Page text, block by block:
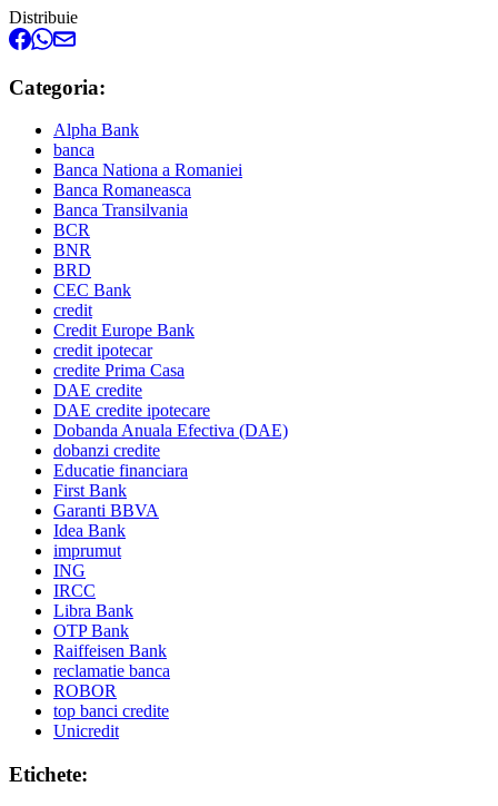
Distribuie
Categoria:
Alpha Bank
banca
Banca Nationa a Romaniei
Banca Romaneasca
Banca Transilvania
BCR
BNR
BRD
CEC Bank
credit
Credit Europe Bank
credit ipotecar
credite Prima Casa
DAE credite
DAE credite ipotecare
Dobanda Anuala Efectiva (DAE)
dobanzi credite
Educatie financiara
First Bank
Garanti BBVA
Idea Bank
imprumut
ING
IRCC
Libra Bank
OTP Bank
Raiffeisen Bank
reclamatie banca
ROBOR
top banci credite
Unicredit
Etichete: